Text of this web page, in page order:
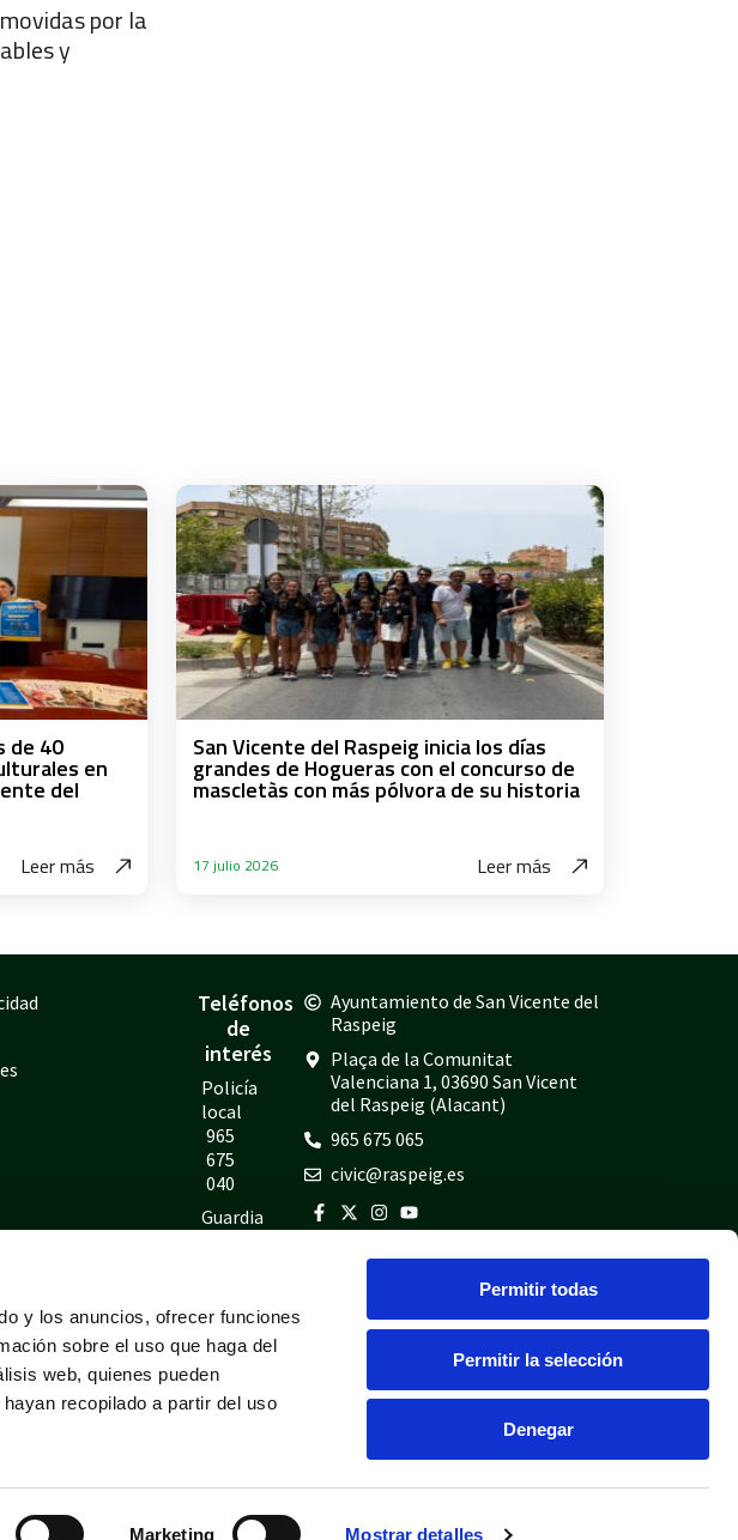
y los anuncios, ofrecer funciones
sobre el uso que haga del
web, quienes pueden
recopilado a partir del uso
Marketing Mostrar detalles
Permitir todas
Permitir la selección
Denegar
por la
y
de 40
en
del
Leer más
San Vicente del Raspeig inicia los días
grandes de Hogueras con el concurso de
mascletàs con más pólvora de su historia
17 julio 2026 Leer más
Teléfonos
de
interés
Policía
local
965
675
040
Guardia
814
Bomberos
675
Ayuntamiento de San Vicente del
Raspeig
Plaça de la Comunitat
Valenciana 1, 03690 San Vicent
del Raspeig (Alacant)
965 675 065
civic@raspeig.es